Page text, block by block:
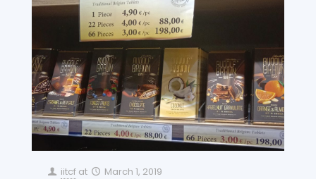
iitcf at
March 1, 2019